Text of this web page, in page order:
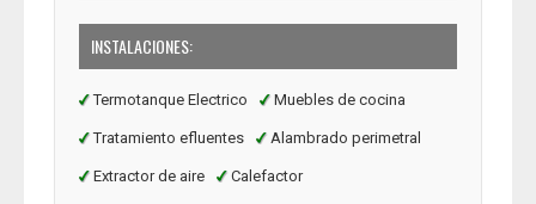
INSTALACIONES:
Termotanque Electrico Muebles de cocina
Tratamiento efluentes Alambrado perimetral
Extractor de aire Calefactor